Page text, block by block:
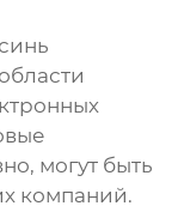
могут быть
компаний.